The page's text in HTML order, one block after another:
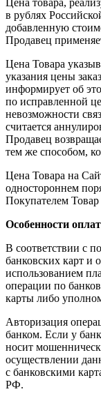
в рублях
добавленную
Продавец
Цена Товара
указания цены
информирует об
по исправленной
невозможности
считается
Продавец
тем же способом,
Цена Товара на
одностороннем
Покупателем
Особенности
В соответствии с
банковских карт и
использованием
операции по
карты либо
Авторизация
банком. Если у
носит
осуществлении
с банковскими
РФ.